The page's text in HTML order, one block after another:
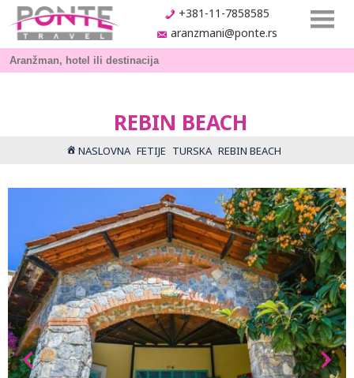
+381-11-7858585
aranzmani@ponte.rs
REBIN BEACH
NASLOVNA FETIJE TURSKA REBIN BEACH